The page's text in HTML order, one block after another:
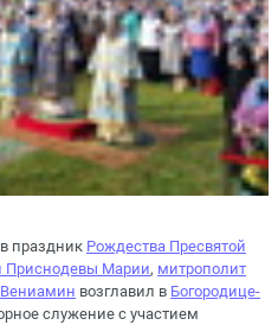
праздник Рождества Пресвятой
Приснодевы Марии, митрополит
возглавил в Богородице-
служение с участием